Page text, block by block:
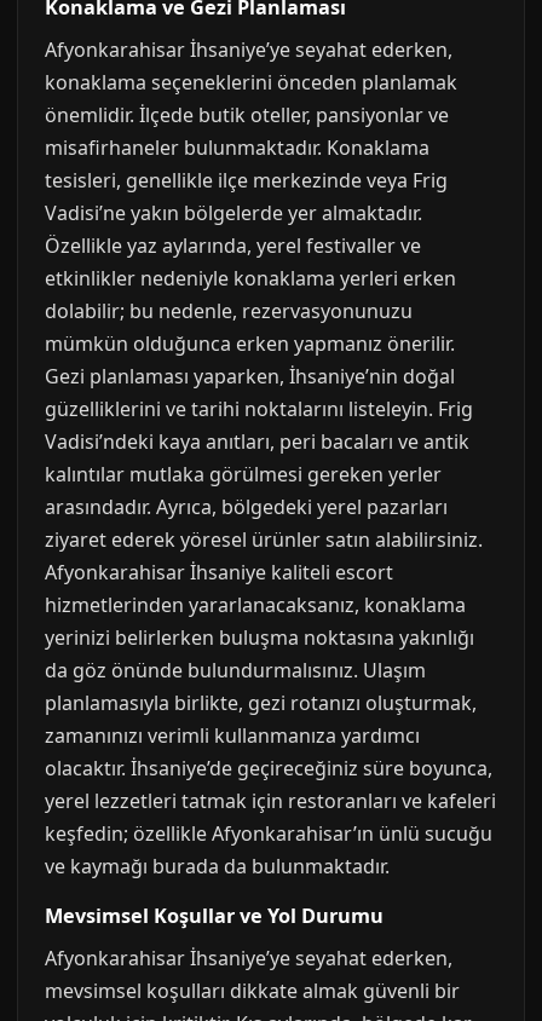
Konaklama ve Gezi Planlaması
Afyonkarahisar İhsaniye’ye seyahat ederken,
konaklama seçeneklerini önceden planlamak
önemlidir. İlçede butik oteller, pansiyonlar ve
misafirhaneler bulunmaktadır. Konaklama
tesisleri, genellikle ilçe merkezinde veya Frig
Vadisi’ne yakın bölgelerde yer almaktadır.
Özellikle yaz aylarında, yerel festivaller ve
etkinlikler nedeniyle konaklama yerleri erken
dolabilir; bu nedenle, rezervasyonunuzu
mümkün olduğunca erken yapmanız önerilir.
Gezi planlaması yaparken, İhsaniye’nin doğal
güzelliklerini ve tarihi noktalarını listeleyin. Frig
Vadisi’ndeki kaya anıtları, peri bacaları ve antik
kalıntılar mutlaka görülmesi gereken yerler
arasındadır. Ayrıca, bölgedeki yerel pazarları
ziyaret ederek yöresel ürünler satın alabilirsiniz.
Afyonkarahisar İhsaniye kaliteli escort
hizmetlerinden yararlanacaksanız, konaklama
yerinizi belirlerken buluşma noktasına yakınlığı
da göz önünde bulundurmalısınız. Ulaşım
planlamasıyla birlikte, gezi rotanızı oluşturmak,
zamanınızı verimli kullanmanıza yardımcı
olacaktır. İhsaniye’de geçireceğiniz süre boyunca,
yerel lezzetleri tatmak için restoranları ve kafeleri
keşfedin; özellikle Afyonkarahisar’ın ünlü sucuğu
ve kaymağı burada da bulunmaktadır.
Mevsimsel Koşullar ve Yol Durumu
Afyonkarahisar İhsaniye’ye seyahat ederken,
mevsimsel koşulları dikkate almak güvenli bir